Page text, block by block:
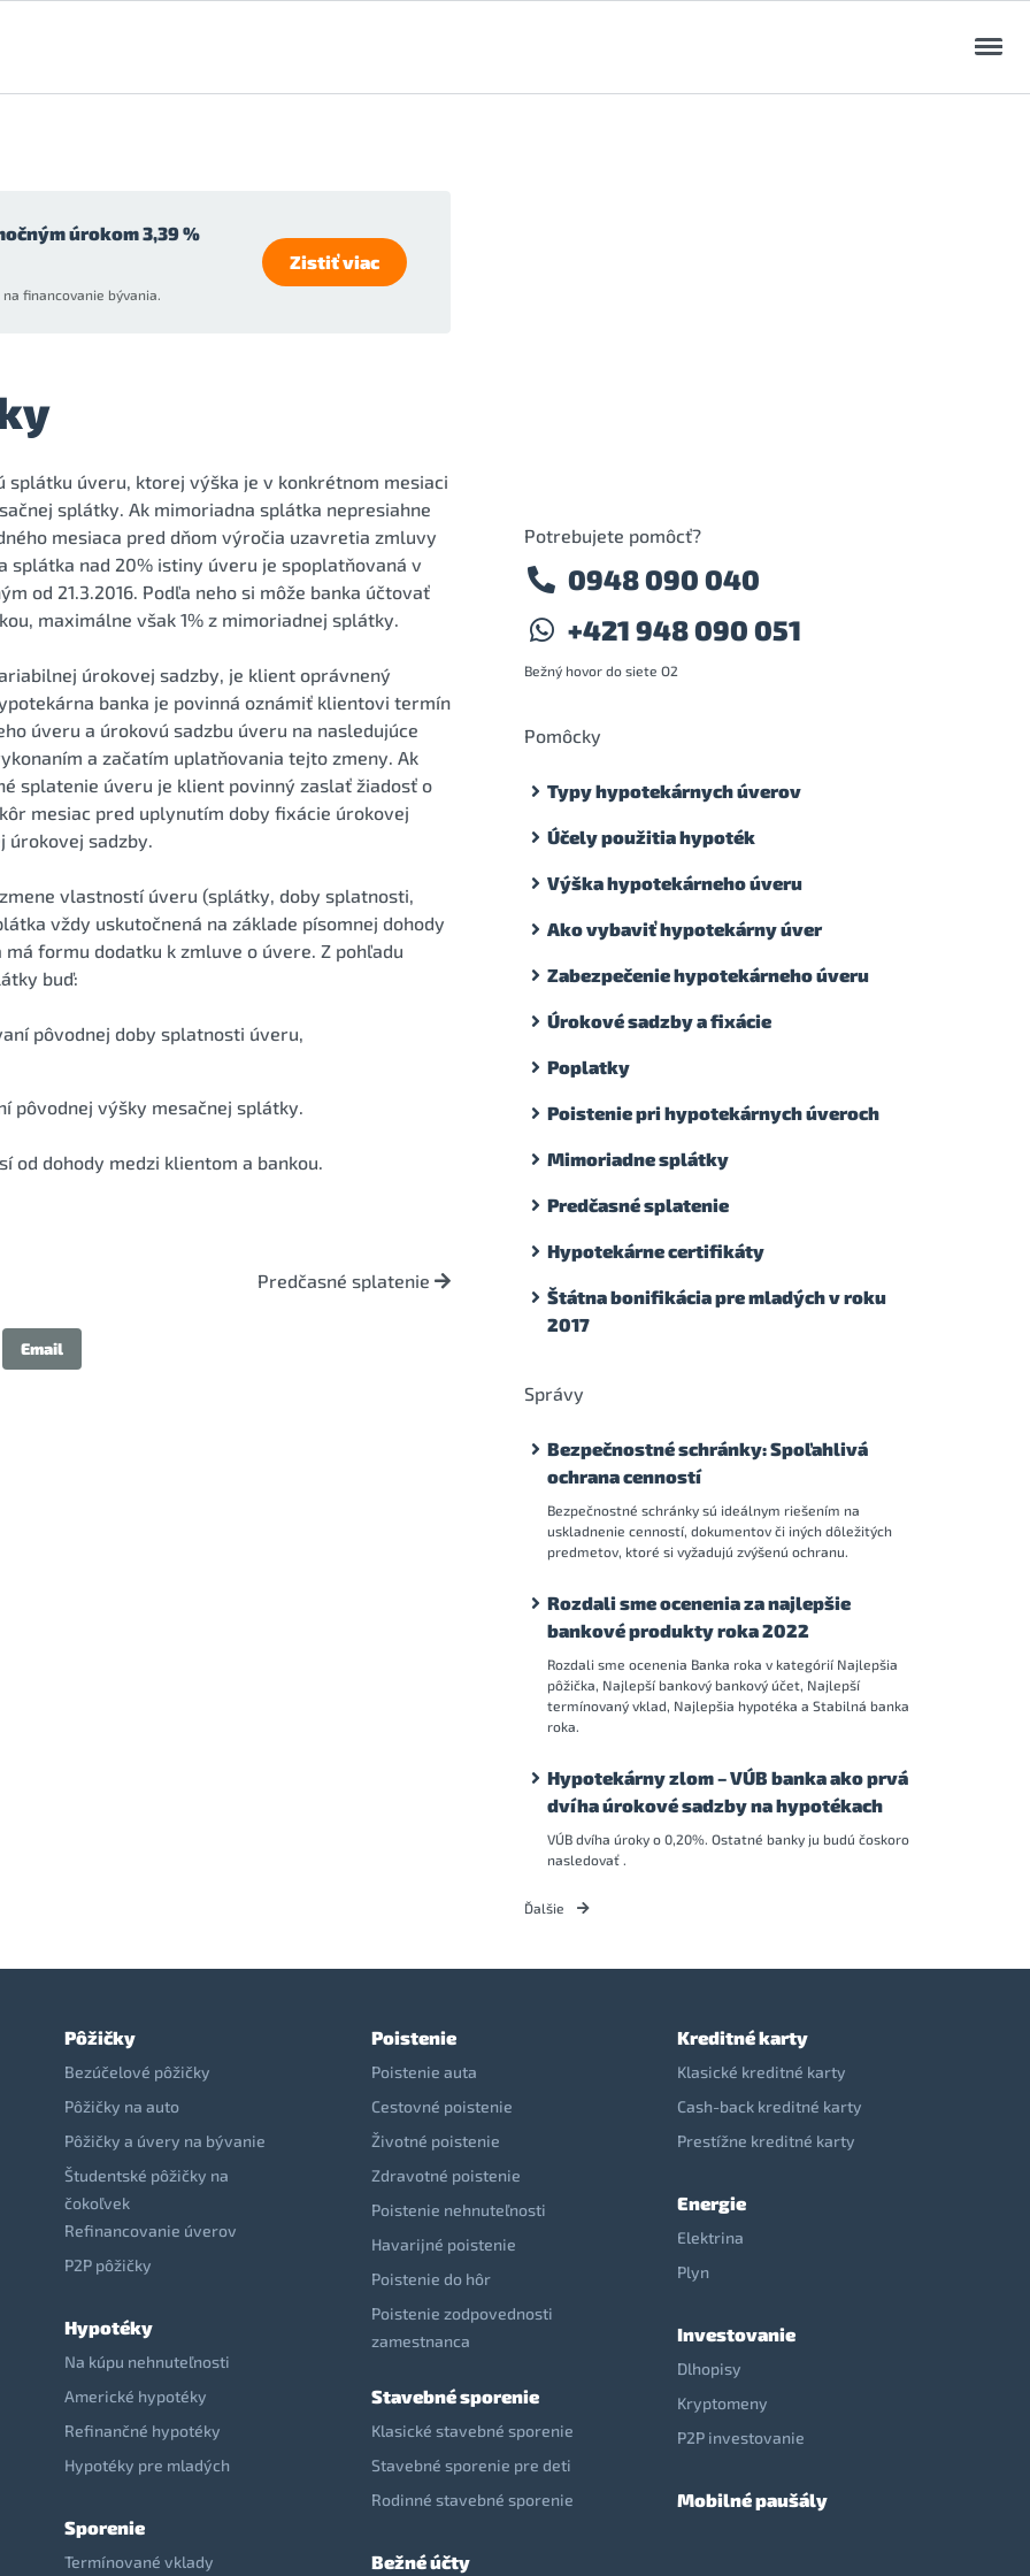
úrokom 3,39 %
financovanie bývania.
Zistiť viac
úveru, ktorej výška je v konkrétnom mesiaci
splátky. Ak mimoriadna splátka nepresiahne
mesiaca pred dňom výročia uzavretia zmluvy
splátka nad 20% istiny úveru je spoplatňovaná v
od 21.3.2016. Podľa neho si môže banka účtovať
maximálne však 1% z mimoriadnej splátky.
úrokovej sadzby, je klient oprávnený
banka je povinná oznámiť klientovi termín
úveru a úrokovú sadzbu úveru na nasledujúce
a začatím uplatňovania tejto zmeny. Ak
splatenie úveru je klient povinný zaslať žiadosť o
mesiac pred uplynutím doby fixácie úrokovej
úrokovej sadzby.
vlastností úveru (splátky, doby splatnosti,
vždy uskutočnená na základe písomnej dohody
formu dodatku k zmluve o úvere. Z pohľadu
buď:
pôvodnej doby splatnosti úveru,
pôvodnej výšky mesačnej splátky.
od dohody medzi klientom a bankou.
Predčasné splatenie
Email
Potrebujete pomôcť?
0948 090 040
+421 948 090 051
Bežný hovor do siete O2
Pomôcky
Typy hypotekárnych úverov
Účely použitia hypoték
Výška hypotekárneho úveru
Ako vybaviť hypotekárny úver
Zabezpečenie hypotekárneho úveru
Úrokové sadzby a fixácie
Poplatky
Poistenie pri hypotekárnych úveroch
Mimoriadne splátky
Predčasné splatenie
Hypotekárne certifikáty
Štátna bonifikácia pre mladých v roku
2017
Správy
Bezpečnostné schránky: Spoľahlivá
ochrana cenností
Bezpečnostné schránky sú ideálnym riešením na
uskladnenie cenností, dokumentov či iných dôležitých
predmetov, ktoré si vyžadujú zvýšenú ochranu.
Rozdali sme ocenenia za najlepšie
bankové produkty roka 2022
Rozdali sme ocenenia Banka roka v kategórií Najlepšia
pôžička, Najlepší bankový bankový účet, Najlepší
termínovaný vklad, Najlepšia hypotéka a Stabilná banka
roka.
Hypotekárny zlom – VÚB banka ako prvá
dvíha úrokové sadzby na hypotékach
VÚB dvíha úroky o 0,20%. Ostatné banky ju budú čoskoro
nasledovať .
Ďalšie
Pôžičky
Bezúčelové pôžičky
Pôžičky na auto
Pôžičky a úvery na bývanie
Študentské pôžičky na
čokoľvek
Refinancovanie úverov
P2P pôžičky
Hypotéky
Na kúpu nehnuteľnosti
Americké hypotéky
Refinančné hypotéky
Hypotéky pre mladých
Sporenie
Termínované vklady
Poistenie
Poistenie auta
Cestovné poistenie
Životné poistenie
Zdravotné poistenie
Poistenie nehnuteľnosti
Havarijné poistenie
Poistenie do hôr
Poistenie zodpovednosti
zamestnanca
Stavebné sporenie
Klasické stavebné sporenie
Stavebné sporenie pre deti
Rodinné stavebné sporenie
Bežné účty
Kreditné karty
Klasické kreditné karty
Cash-back kreditné karty
Prestížne kreditné karty
Energie
Elektrina
Plyn
Investovanie
Dlhopisy
Kryptomeny
P2P investovanie
Mobilné paušály